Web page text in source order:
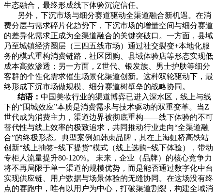
生态融合，最终形成线下体验沉淀信任。
另外，下沉市场与细分赛道驱动全渠道融合新机遇。‌在消
费分层与需求碎片化趋势下，下沉市场的增量空间与细分赛道
的差异化需求正成为全渠道融合的关键突破口。一方面，县域
乃至城镇经济圈层（三四五线市场）通过社交裂变+本地化服
务的模式重构消费链路，社区团购、县域体验店等形态实现低
成本高效渗透；另一方面，Z世代、银发族、男士护肤等细分
客群的个性化需求催生场景化渠道创新。这种双轮驱动下，最
终形成下沉市场做规模、细分赛道树壁垒的战略协同。
结语： 中国美妆行业的渠道博弈已进入深水区，线上与线
下的“围城效应”本质是消费需求与技术驱动的双重变革。当Z
世代成为消费主力，渠道边界被彻底重构——线下体验的不可
替代性与线上效率的极致追求，共同推动行业走向“全渠道融
合”的终极形态。典型案例如韩束品牌，其在上海虹桥高铁站
创新“线上抽签+线下提货”模式（线上选购+线下体验），带动
专柜人流量提升80-120%‌。 未来，企业（品牌）的核心竞争力
将不再局限于单一渠道的规模优势，而是能否通过数字化中台
实现供应链、用户数据与场景体验的无缝协同。在这场没有终
点的赛跑中，唯有以用户为中心，打破渠道割裂，构建全域消